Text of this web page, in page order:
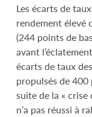
Les écarts de
rendement élevé
(244 points de
avant
écarts de taux
propulsés de
suite de la «
n’a pas réussi à